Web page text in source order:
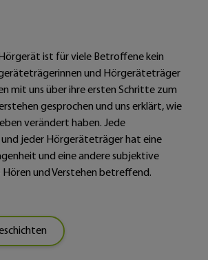
ist für viele Betroffene kein
und Hörgeräteträger
mit uns über ihre ersten Schritte zum
gesprochen und uns erklärt, wie
verändert haben. Jede
jeder Hörgeräteträger hat eine
und eine andere subjektive
Hören und Verstehen betreffend.